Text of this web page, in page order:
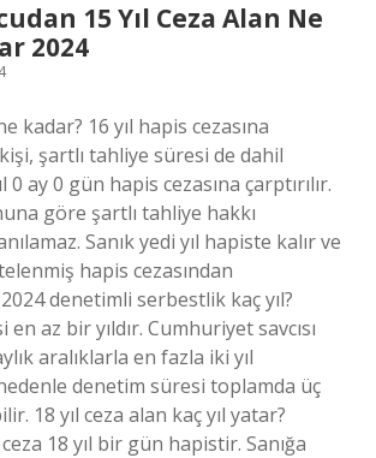
15 Yıl Ceza Alan Ne
2024
kadar? 16 yıl hapis cezasına
şartlı tahliye süresi de dahil
0 ay 0 gün hapis cezasına çarptırılır.
göre şartlı tahliye hakkı
Sanık yedi yıl hapiste kalır ve
hapis cezasından
denetimli serbestlik kaç yıl?
az bir yıldır. Cumhuriyet savcısı
aralıklarla en fazla iki yıl
denetim süresi toplamda üç
18 yıl ceza alan kaç yıl yatar?
18 yıl bir gün hapistir. Sanığa